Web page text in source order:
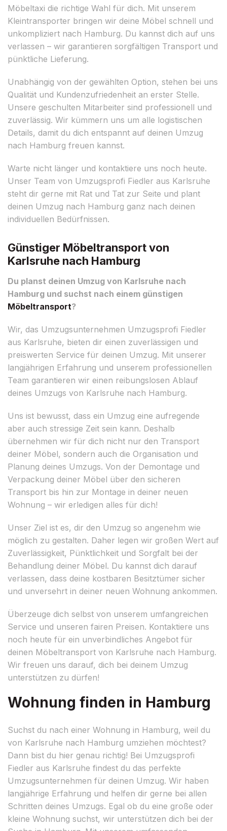
Möbeltaxi die richtige Wahl für dich. Mit unserem
Kleintransporter bringen wir deine Möbel schnell und
unkompliziert nach Hamburg. Du kannst dich auf uns
verlassen – wir garantieren sorgfältigen Transport und
pünktliche Lieferung.
Unabhängig von der gewählten Option, stehen bei uns
Qualität und Kundenzufriedenheit an erster Stelle.
Unsere geschulten Mitarbeiter sind professionell und
zuverlässig. Wir kümmern uns um alle logistischen
Details, damit du dich entspannt auf deinen Umzug
nach Hamburg freuen kannst.
Warte nicht länger und kontaktiere uns noch heute.
Unser Team von Umzugsprofi Fiedler aus Karlsruhe
steht dir gerne mit Rat und Tat zur Seite und plant
deinen Umzug nach Hamburg ganz nach deinen
individuellen Bedürfnissen.
Günstiger Möbeltransport von
Karlsruhe nach Hamburg
Du planst deinen Umzug von Karlsruhe nach
Hamburg und suchst nach einem günstigen
Möbeltransport?
Wir, das Umzugsunternehmen Umzugsprofi Fiedler
aus Karlsruhe, bieten dir einen zuverlässigen und
preiswerten Service für deinen Umzug. Mit unserer
langjährigen Erfahrung und unserem professionellen
Team garantieren wir einen reibungslosen Ablauf
deines Umzugs von Karlsruhe nach Hamburg.
Uns ist bewusst, dass ein Umzug eine aufregende
aber auch stressige Zeit sein kann. Deshalb
übernehmen wir für dich nicht nur den Transport
deiner Möbel, sondern auch die Organisation und
Planung deines Umzugs. Von der Demontage und
Verpackung deiner Möbel über den sicheren
Transport bis hin zur Montage in deiner neuen
Wohnung – wir erledigen alles für dich!
Unser Ziel ist es, dir den Umzug so angenehm wie
möglich zu gestalten. Daher legen wir großen Wert auf
Zuverlässigkeit, Pünktlichkeit und Sorgfalt bei der
Behandlung deiner Möbel. Du kannst dich darauf
verlassen, dass deine kostbaren Besitztümer sicher
und unversehrt in deiner neuen Wohnung ankommen.
Überzeuge dich selbst von unserem umfangreichen
Service und unseren fairen Preisen. Kontaktiere uns
noch heute für ein unverbindliches Angebot für
deinen Möbeltransport von Karlsruhe nach Hamburg.
Wir freuen uns darauf, dich bei deinem Umzug
unterstützen zu dürfen!
Wohnung finden in Hamburg
Suchst du nach einer Wohnung in Hamburg, weil du
von Karlsruhe nach Hamburg umziehen möchtest?
Dann bist du hier genau richtig! Bei Umzugsprofi
Fiedler aus Karlsruhe findest du das perfekte
Umzugsunternehmen für deinen Umzug. Wir haben
langjährige Erfahrung und helfen dir gerne bei allen
Schritten deines Umzugs. Egal ob du eine große oder
kleine Wohnung suchst, wir unterstützen dich bei der